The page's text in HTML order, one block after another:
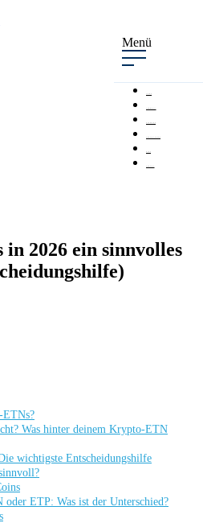
Menü
2026 ein sinnvolles
Was hinter deinem Krypto-ETN
wichtigste Entscheidungshilfe
ETP: Was ist der Unterschied?